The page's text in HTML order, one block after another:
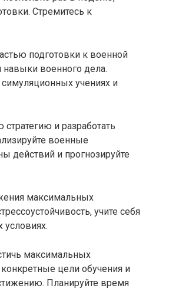
Стремитесь к
подготовки к военной
навыки военного дела.
учениях и
и разработать
военные
действий и прогнозируйте
максимальных
учите себя
условиях.
максимальных
цели обучения и
Планируйте время